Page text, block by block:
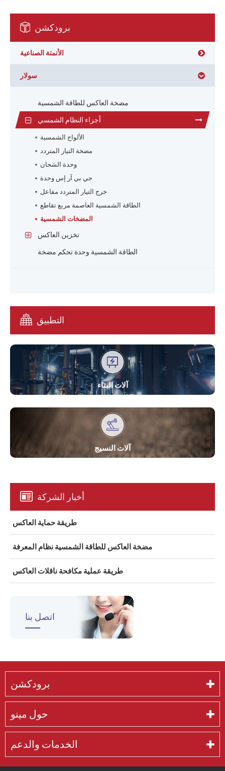
برودكشن
الأتمتة الصناعية
سولار
مضخة العاكس للطاقة الشمسية
أجزاء النظام الشمسي
الألواح الشمسية
مضخة التيار المتردد
وحدة الشحان
جي بي آر إس وحدة
خرج التيار المتردد مفاعل
الطاقة الشمسية العاصمة مربع تقاطع
المضخات الشمسية
تخزين العاكس
الطاقة الشمسية وحدة تحكم مضخة
التطبيق
آلات البناء
آلات النسيج
أخبار الشركة
طريقة حماية العاكس
مضخة العاكس للطاقة الشمسية نظام المعرفة
طريقة عملية مكافحة ناقلات العاكس
اتصل بنا
برودكشن
حول مينو
الخدمات والدعم